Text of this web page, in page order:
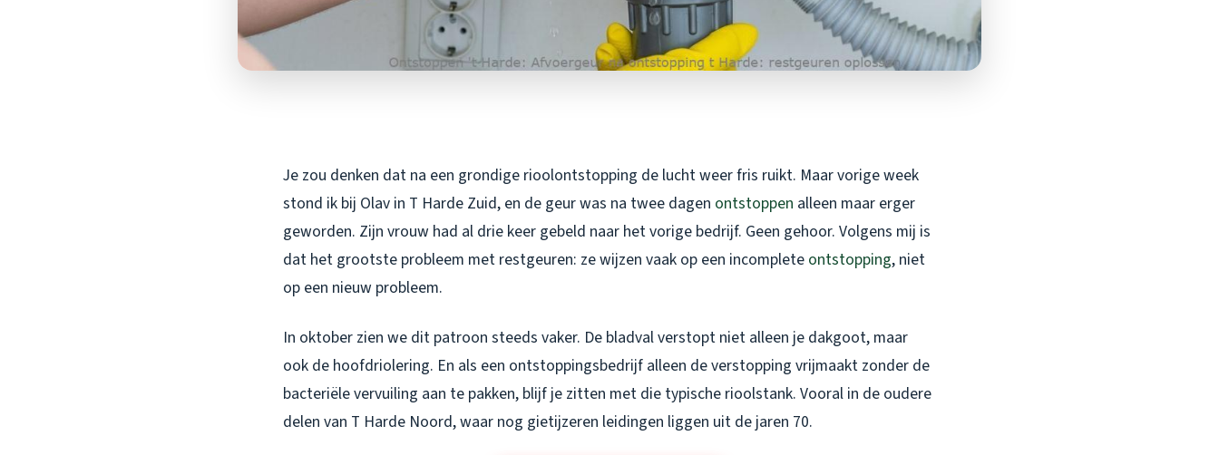
Je zou denken dat na een grondige rioolontstopping de lucht weer fris ruikt. Maar vorige week
stond ik bij Olav in T Harde Zuid, en de geur was na twee dagen ontstoppen alleen maar erger
geworden. Zijn vrouw had al drie keer gebeld naar het vorige bedrijf. Geen gehoor. Volgens mij is
dat het grootste probleem met restgeuren: ze wijzen vaak op een incomplete ontstopping, niet
op een nieuw probleem.
In oktober zien we dit patroon steeds vaker. De bladval verstopt niet alleen je dakgoot, maar
ook de hoofdriolering. En als een ontstoppingsbedrijf alleen de verstopping vrijmaakt zonder de
bacteriële vervuiling aan te pakken, blijf je zitten met die typische rioolstank. Vooral in de oudere
delen van T Harde Noord, waar nog gietijzeren leidingen liggen uit de jaren 70.